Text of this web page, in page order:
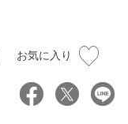
お気に入り